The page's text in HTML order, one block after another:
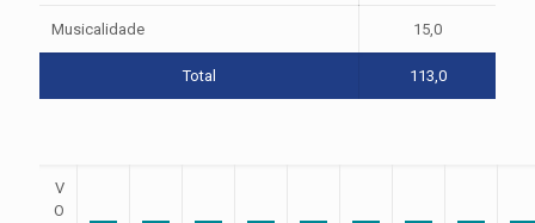
Musicalidade 15,0
Total 113,0
V
O